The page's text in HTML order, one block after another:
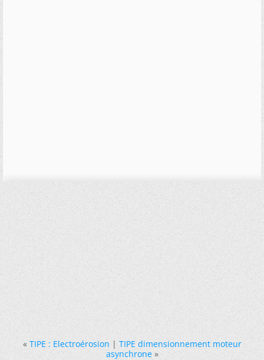
« TIPE : Electroérosion|TIPE dimensionnement moteur
asynchrone »